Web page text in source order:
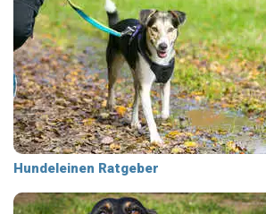
Hundeleinen Ratgeber